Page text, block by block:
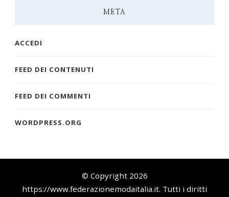
META
ACCEDI
FEED DEI CONTENUTI
FEED DEI COMMENTI
WORDPRESS.ORG
© Copyright 2026
https://www.federazionemodaitalia.it. Tutti i diritti